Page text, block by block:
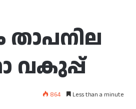
വകുപ്പ്
864 Less than a minute